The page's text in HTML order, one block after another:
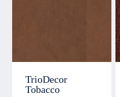
TrioDecor
Tobacco